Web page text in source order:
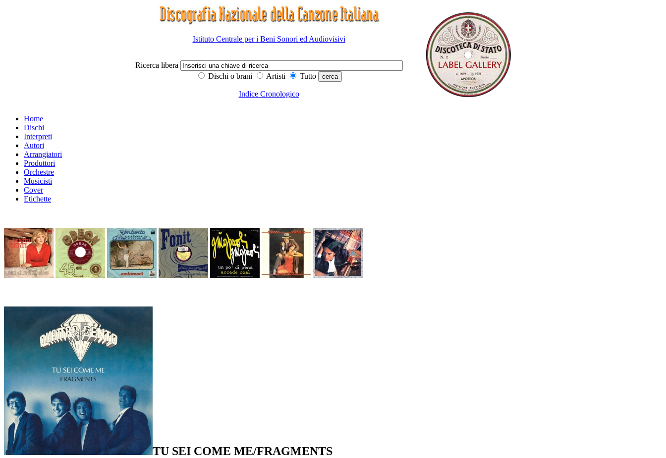
Istituto Centrale per i Beni Sonori ed Audiovisivi
Ricerca libera
Dischi o brani
Artisti Tutto
Indice Cronologico
Home
Dischi
Interpreti
Autori
Arrangiatori
Produttori
Orchestre
Musicisti
Cover
Etichette
TU SEI COME ME/FRAGMENTS